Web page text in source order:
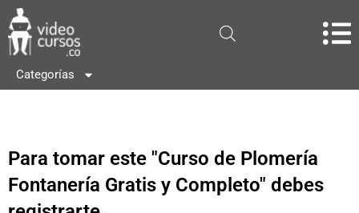
Categorías
Para tomar este "Curso de Plomería
Fontanería Gratis y Completo" debes